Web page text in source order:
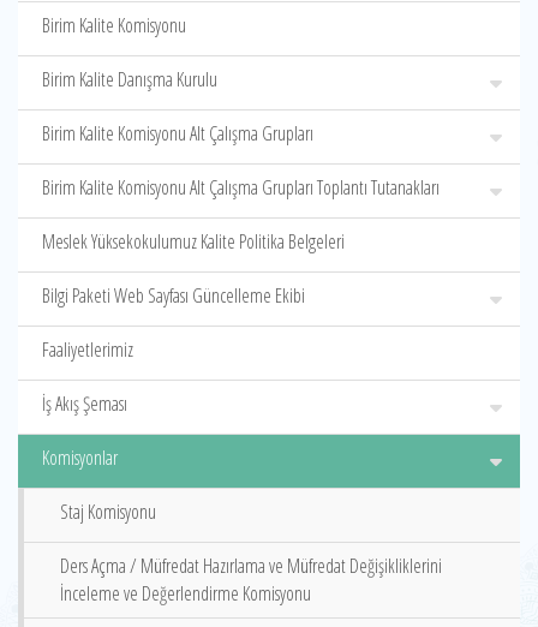
Birim Kalite Komisyonu
Birim Kalite Danışma Kurulu
Birim Kalite Komisyonu Alt Çalışma Grupları
Birim Kalite Komisyonu Alt Çalışma Grupları Toplantı Tutanakları
Meslek Yüksekokulumuz Kalite Politika Belgeleri
Bilgi Paketi Web Sayfası Güncelleme Ekibi
Faaliyetlerimiz
İş Akış Şeması
Komisyonlar
Staj Komisyonu
Ders Açma / Müfredat Hazırlama ve Müfredat Değişikliklerini
İnceleme ve Değerlendirme Komisyonu